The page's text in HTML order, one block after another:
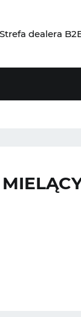
Strefa dealera